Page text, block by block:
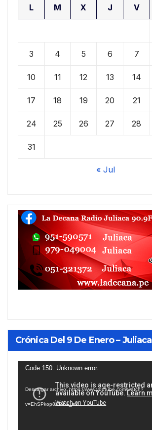
L M X J V
3 4 5 6 7
10 11 12 13 14
17 18 19 20 21
24 25 26 27 28
31
« Jul
Crónica Del 9 De Enero – Juliaca
Reproductor
vídeo
Code 150: Unknown error.
Descargar archivo: https://www.youtube.com/watch?
v=EhSPkop8KPY&_=1